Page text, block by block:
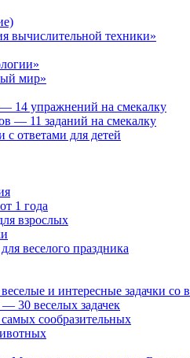
вычислительной техники»
мир»
— 14 упражнений на смекалку
— 11 заданий на смекалку
с ответами для детей
1 года
взрослых
веселого праздника
и интересные задачки со
— 30 веселых задачек
сообразительных